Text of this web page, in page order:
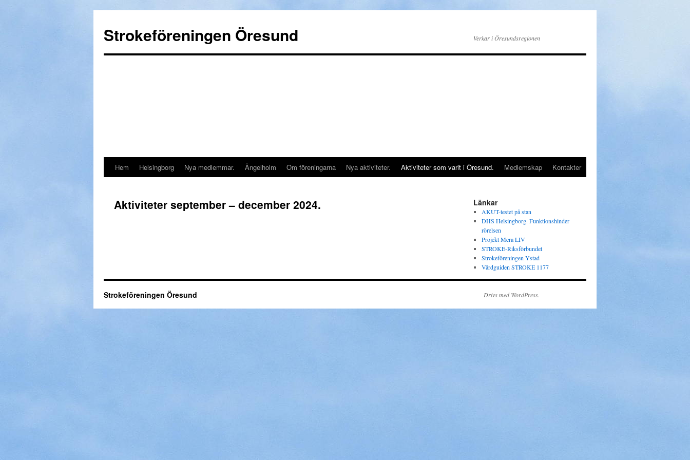
Strokeföreningen Öresund Verkar i Öresundsregionen
innehåll
Hem Helsingborg Nya medlemmar. Ängelholm Om föreningarna Nya aktiviteter. Aktiviteter som varit i Öresund. Medlemskap Kontakter
Aktiviteter september – december 2024. Länkar
AKUT-testet på stan
DHS Helsingborg. Funktionshinder
rörelsen
Projekt Mera LIV
STROKE-Riksförbundet
Strokeföreningen Ystad
Vårdguiden STROKE 1177
Strokeföreningen Öresund Drivs med WordPress.